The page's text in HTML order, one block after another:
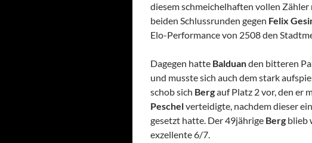
diesem schmeichelhaften vollen
beiden Schlussrunden gegen Felix
Elo-Performance von 2508 den
Dagegen hatte Balduanden bitteren
und musste sich auch dem stark
schob sich Bergauf Platz 2 vor, den er
Peschelverteidigte, nachdem dieser
gesetzt hatte. Der 49jährige Berg blieb
exzellente 6/7.